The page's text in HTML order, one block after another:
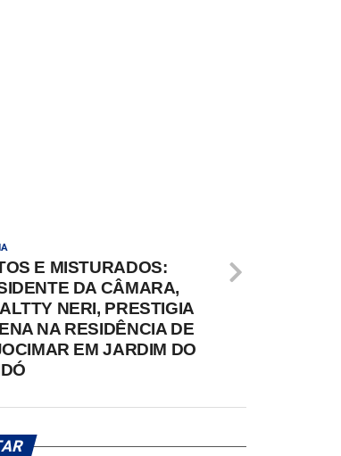
E MISTURADOS:
DA CÂMARA,
NERI, PRESTIGIA
NA RESIDÊNCIA DE
EM JARDIM DO